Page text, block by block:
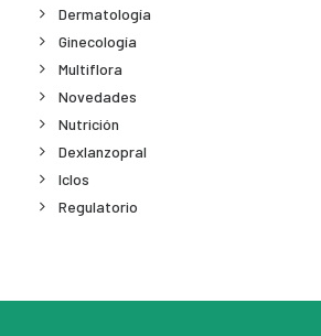
Dermatología
Ginecología
Multiflora
Novedades
Nutrición
Dexlanzopral
Iclos
Regulatorio